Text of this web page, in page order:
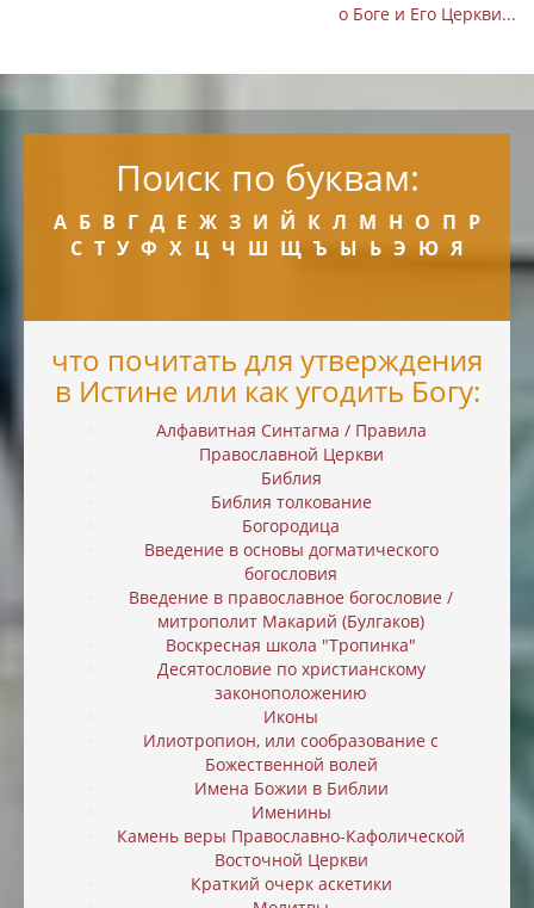
о Боге и Его Церкви...
Поиск по буквам:
А Б В Г Д Е Ж З И Й К Л М Н О П Р
С Т У Ф Х Ц Ч Ш Щ Ъ Ы Ь Э Ю Я
что почитать для утверждения
в Истине или как угодить Богу:
Алфавитная Синтагма / Правила
Православной Церкви
Библия
Библия толкование
Богородица
Введение в основы догматического
богословия
Введение в православное богословие /
митрополит Макарий (Булгаков)
Воскресная школа "Тропинка"
Десятословие по христианскому
законоположению
Иконы
Илиотропион, или cообразование с
Божественной волей
Имена Божии в Библии
Именины
Камень веры Православно-Кафолической
Восточной Церкви
Краткий очерк аскетики